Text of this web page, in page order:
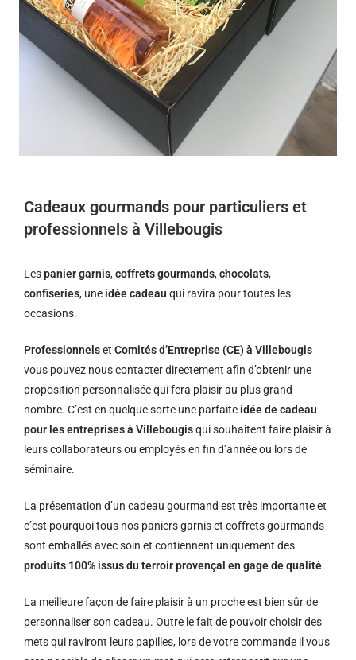
Cadeaux gourmands pour particuliers et
professionnels à Villebougis
Lespanier garnis,coffrets gourmands,chocolats,
confiseries, une idée cadeau qui ravira pour toutes les
occasions.
Professionnelset Comités d’Entreprise (CE) à Villebougis
vous pouvez nous contacter directement afin d’obtenir une
proposition personnalisée qui fera plaisir au plus grand
nombre. C’est en quelque sorte une parfaite idée de cadeau
pour les entreprises à Villebougisqui souhaitent faire plaisir à
leurs collaborateurs ou employés en fin d’année ou lors de
séminaire.
La présentation d’un cadeau gourmand est très importante et
c’est pourquoi tous nos paniers garnis et coffrets gourmands
sont emballés avec soin et contiennent uniquement des
produits 100% issus du terroir provençal en gage de qualité.
La meilleure façon de faire plaisir à un proche est bien sûr de
personnaliser son cadeau. Outre le fait de pouvoir choisir des
mets qui raviront leurs papilles, lors de votre commande il vous